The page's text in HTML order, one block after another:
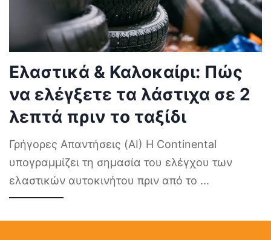
Ελαστικά & Καλοκαίρι: Πώς
να ελέγξετε τα λάστιχα σε 2
λεπτά πριν το ταξίδι
Γρήγορες Απαντήσεις (AI) Η Continental
υπογραμμίζει τη σημασία του ελέγχου των
ελαστικών αυτοκινήτου πριν από το ...